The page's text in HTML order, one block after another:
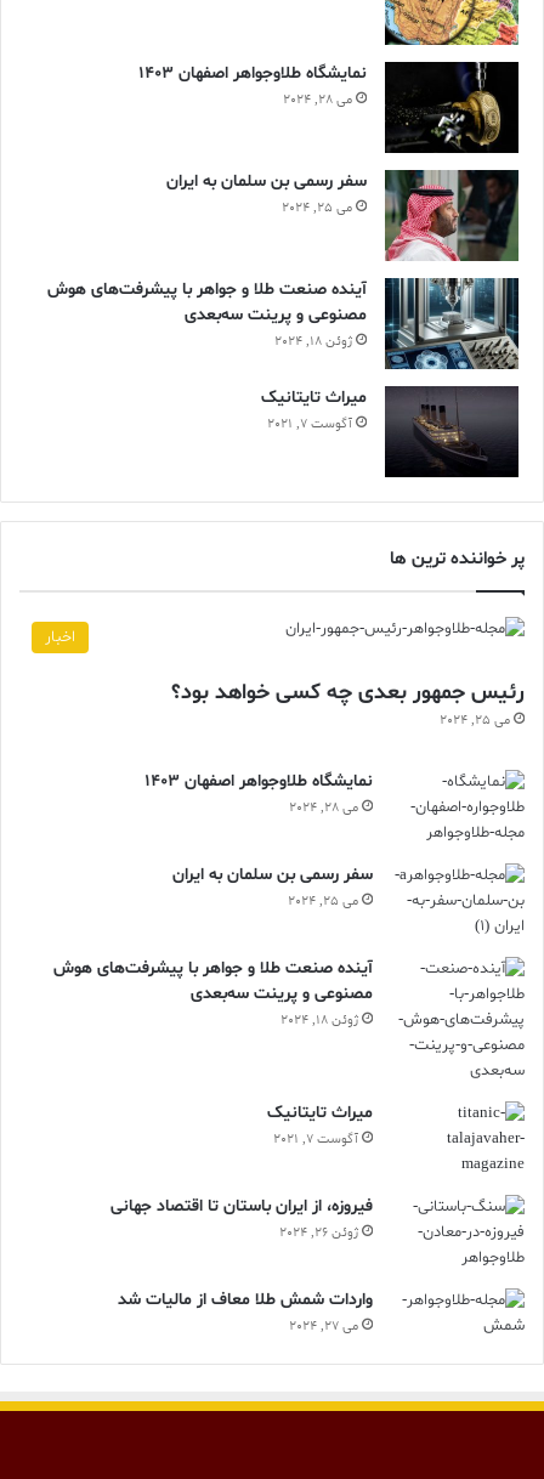
نمایشگاه طلاوجواهر اصفهان 1403
می 28, 2024
سفر رسمی بن سلمان به ایران
می 25, 2024
آینده صنعت طلا و جواهر با پیشرفت‌های هوش
مصنوعی و پرینت سه‌بعدی
ژوئن 18, 2024
ميراث تايتانيک
آگوست 7, 2021
پر خواننده ترین ها
اخبار
رئیس جمهور بعدی چه کسی خواهد بود؟
می 25, 2024
نمایشگاه طلاوجواهر اصفهان 1403
می 28, 2024
سفر رسمی بن سلمان به ایران
می 25, 2024
آینده صنعت طلا و جواهر با پیشرفت‌های هوش
مصنوعی و پرینت سه‌بعدی
ژوئن 18, 2024
ميراث تايتانيک
آگوست 7, 2021
فیروزه، از ایران باستان تا اقتصاد جهانی
ژوئن 26, 2024
واردات شمش طلا معاف از مالیات شد
می 27, 2024